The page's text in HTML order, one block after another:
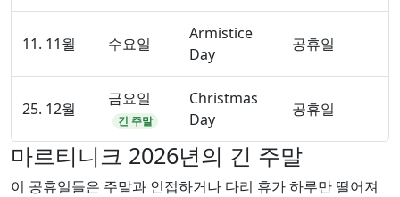
11. 11월 수요일
Armistice
Day
공휴일
25. 12월
금요일
긴 주말
Christmas
Day
공휴일
마르티니크 2026년의 긴 주말
이 공휴일들은 주말과 인접하거나 다리 휴가 하루만 떨어져